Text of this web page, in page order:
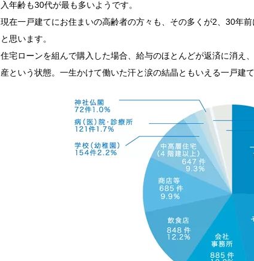
入年齢も30代が最も多いようです。
現在一戸建てにお住まいの高齢者の方々も、その多くが2、30年
と思います。
住宅ローンを組んで購入した場合、給与のほとんどが返済に消え
産という状態。一生かけて働いた汗と涙の結晶ともいえる一戸建て